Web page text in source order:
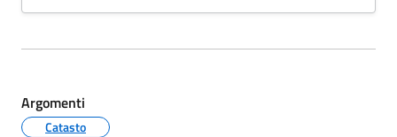
Argomenti
Catasto